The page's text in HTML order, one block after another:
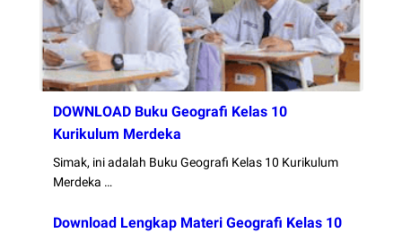
DOWNLOAD Buku Geografi Kelas 10
Kurikulum Merdeka
Simak, ini adalah Buku Geografi Kelas 10 Kurikulum
Merdeka …
Download Lengkap Materi Geografi Kelas 10